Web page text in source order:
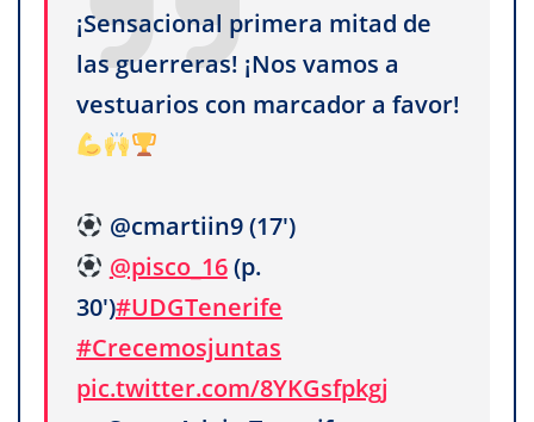
¡Sensacional primera mitad de
las guerreras! ¡Nos vamos a
vestuarios con marcador a favor!
@cmartiin9 (17')
@pisco_16(p.
30')#UDGTenerife
#Crecemosjuntas
pic.twitter.com/8YKGsfpkgj